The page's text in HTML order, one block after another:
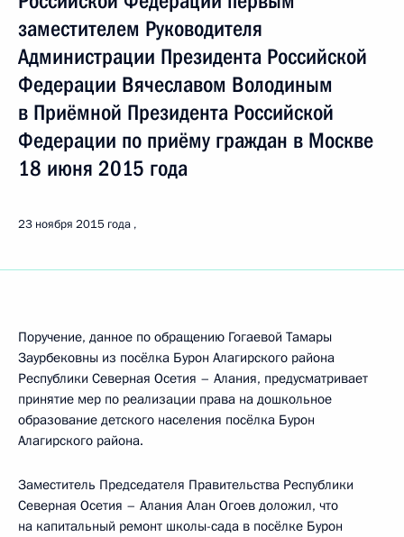
заместителем Руководителя
Администрации Президента Российской
Федерации Вячеславом Володиным
в Приёмной Президента Российской
Федерации по приёму граждан в Москве
18 июня 2015 года
23 ноября 2015 года
Поручение, данное по обращению Гогаевой Тамары
Заурбековны из посёлка Бурон Алагирского района
Республики Северная Осетия – Алания, предусматривает
принятие мер по реализации права на дошкольное
образование детского населения посёлка Бурон
Алагирского района.
Заместитель Председателя Правительства Республики
Северная Осетия – Алания Алан Огоев доложил, что
на капитальный ремонт школы-сада в посёлке Бурон